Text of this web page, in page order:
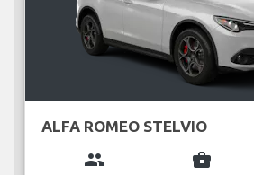
ALFA ROMEO STELVIO
group business_center